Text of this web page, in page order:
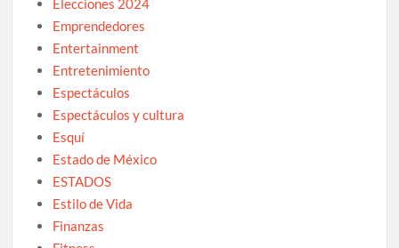
Elecciones 2024
Emprendedores
Entertainment
Entretenimiento
Espectáculos
Espectáculos y cultura
Esquí
Estado de México
ESTADOS
Estilo de Vida
Finanzas